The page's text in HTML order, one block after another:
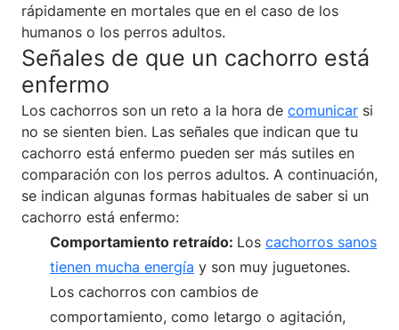
rápidamente en mortales que en el caso de los
humanos o los perros adultos.
Señales de que un cachorro está
enfermo
Los cachorros son un reto a la hora de comunicar si
no se sienten bien. Las señales que indican que tu
cachorro está enfermo pueden ser más sutiles en
comparación con los perros adultos. A continuación,
se indican algunas formas habituales de saber si un
cachorro está enfermo:
Comportamiento retraído: Los cachorros sanos
tienen mucha energía y son muy juguetones.
Los cachorros con cambios de
comportamiento, como letargo o agitación,